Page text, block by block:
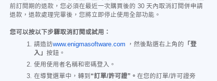
前訂閱期的退款，您必須在最近一次購買後的 30 天內取消訂閱併申請
退款，退款處理完畢後，您將立即停止使用全部功能。
您可以按以下步驟取消訂閱或試用：
請造訪www.enigmasoftware.com ，然後點選右上角的 「登
入」 按鈕。
使用使用者名稱和密碼登入。
在導覽選單中，轉到 “訂單/許可證”。 在您的訂單/許可證旁